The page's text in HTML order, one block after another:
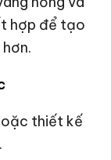
hợp để tạo
thiết kế